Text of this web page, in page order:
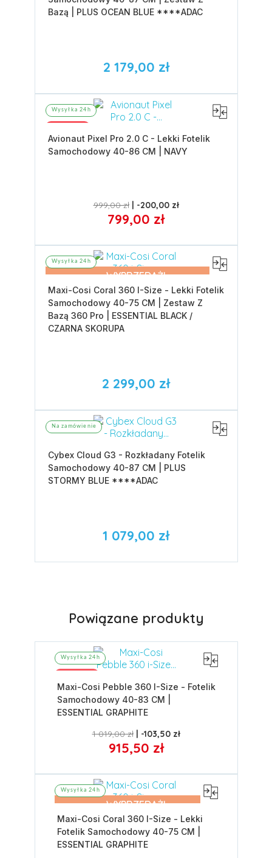
Powiązane produkty
Wysyłka 24h
Maxi-Cosi Pebble 360 I-Size - Fotelik
Samochodowy 40-83 CM |
ESSENTIAL GRAPHITE
1 019,00 zł -103,50 zł
915,50 zł
Wysyłka 24h
Maxi-Cosi Coral 360 I-Size - Lekki
Fotelik Samochodowy 40-75 CM |
ESSENTIAL GRAPHITE
WYPRZEDAŻ!
Bazą | PLUS OCEAN BLUE ****ADAC
2 179,00 zł
Wysyłka 24h
Avionaut Pixel Pro 2.0 C - Lekki Fotelik
Samochodowy 40-86 CM | NAVY
999,00 zł -200,00 zł
799,00 zł
Wysyłka 24h
Maxi-Cosi Coral 360 I-Size - Lekki Fotelik
Samochodowy 40-75 CM | Zestaw Z
Bazą 360 Pro | ESSENTIAL BLACK /
CZARNA SKORUPA
2 299,00 zł
WYPRZEDAŻ!
Na zamówienie
Cybex Cloud G3 - Rozkładany Fotelik
Samochodowy 40-87 CM | PLUS
STORMY BLUE ****ADAC
1 079,00 zł